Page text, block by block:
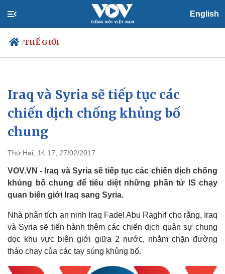
English
/THẾ GIỚI
Chính trị
Đảng
Tổ chức nhân sự
Quốc hội
Nhận diện sự thật
Xã hội
Tin 24h
Dự báo thời tiết
Iraq và Syria sẽ tiếp tục các
chiến dịch chống khủng bố
chung
Thứ Hai, 14:17, 27/02/2017
VOV.VN - Iraq và Syria sẽ tiếp tục các chiến dịch chống
khủng bố chung để tiêu diệt những phần tử IS chạy
quan biên giới Iraq sang Syria.
Nhà phân tích an ninh Iraq Fadel Abu Raghif cho rằng, Iraq
và Syria sẽ tiến hành thêm các chiến dịch quân sự chung
dọc khu vực biên giới giữa 2 nước, nhằm chặn đường
tháo chạy của các tay súng khủng bố.